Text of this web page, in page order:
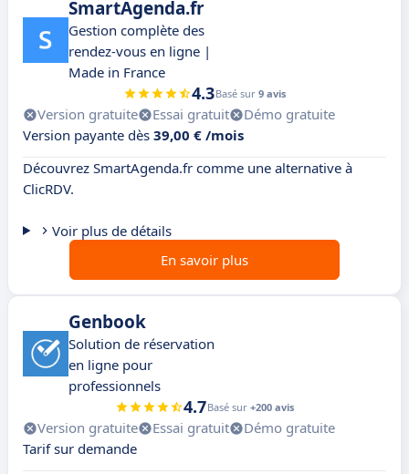
SmartAgenda.fr
Gestion complète des
rendez-vous en ligne |
Made in France
4.3Basé sur 9 avis
Version gratuite Essai gratuit
Démo gratuite
Version payante dès 39,00 € /mois
Découvrez SmartAgenda.fr comme une alternative à
ClicRDV.
Voir plus de détails
En savoir plus
Genbook
Solution de réservation
en ligne pour
professionnels
4.7Basé sur +200 avis
Version gratuite Essai gratuit
Démo gratuite
Tarif sur demande